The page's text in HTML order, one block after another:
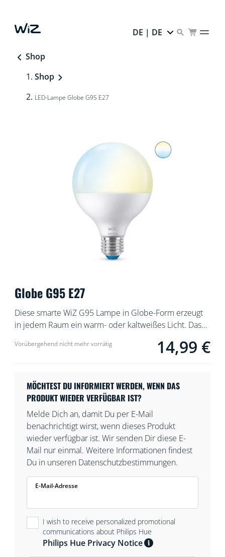
DE | DE
Shop
Shop
LED-Lampe Globe G95 E27
Globe G95 E27
Diese smarte WiZ G95 Lampe in Globe-Form erzeugt
in jedem Raum ein warm- oder kaltweißes Licht. Das
dimmbar. Außerdem gibt es in der WLAN-Einrichtung
Vorübergehend nicht mehr vorrätig Current price is
14,99 €
MÖCHTEST DU INFORMIERT WERDEN, WENN DAS
PRODUKT WIEDER VERFÜGBAR IST?
Melde Dich an, damit Du per E-Mail
benachrichtigt wirst, wenn dieses Produkt
wieder verfügbar ist. Wir senden Dir diese E-
Mail nur einmal. Weitere Informationen findest
Du in unseren Datenschutzbestimmungen.
E-Mail-Adresse
I wish to receive personalized promotional
communications about Philips Hue
Philips Hue Privacy Notice